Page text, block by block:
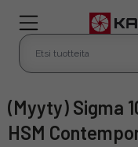
(Myyty) Sigma 100-400mm f/5-6.3 DG OS
HSM